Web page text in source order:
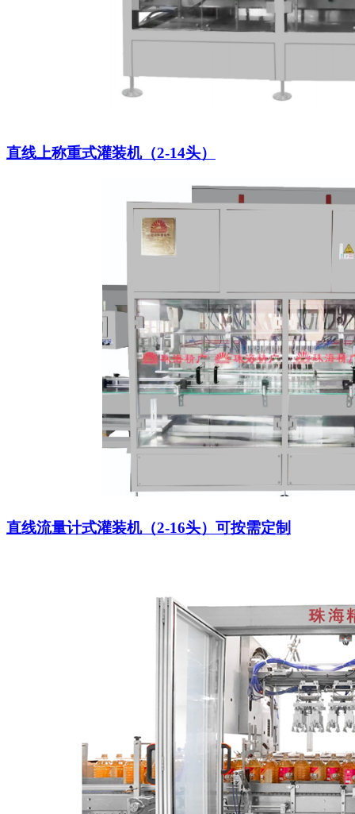
直线上称重式灌装机（2-14头）
直线流量计式灌装机（2-16头）可按需定制